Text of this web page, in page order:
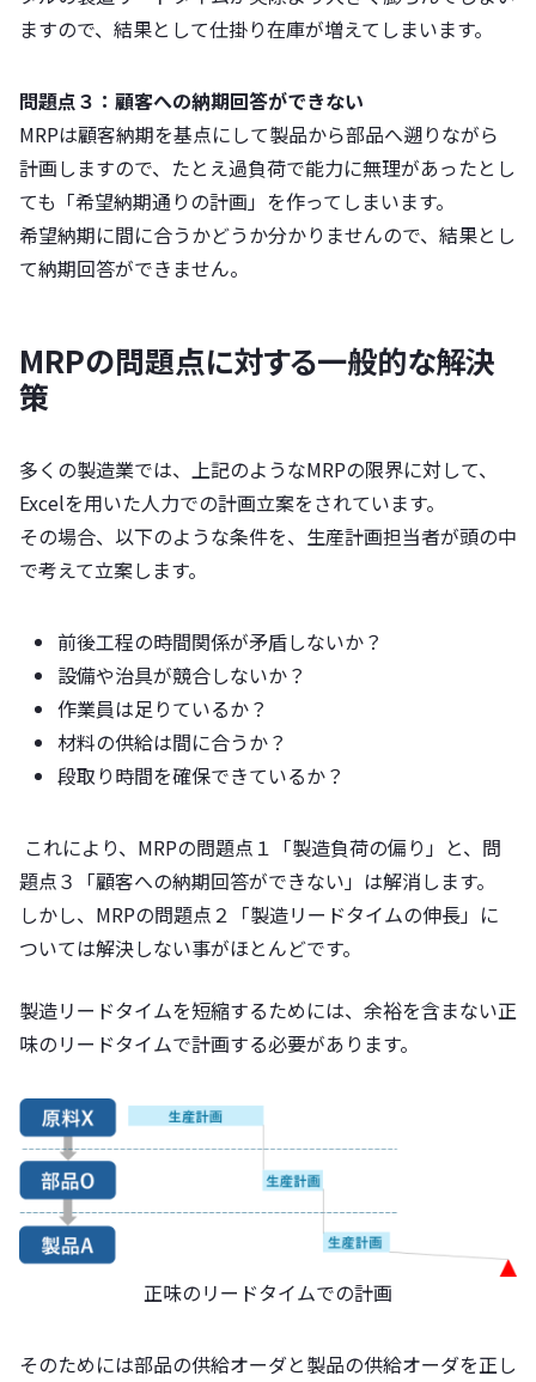
ますので、結果として仕掛り在庫が増えてしまいます。
問題点３：顧客への納期回答ができない
MRPは顧客納期を基点にして製品から部品へ遡りながら
計画しますので、たとえ過負荷で能力に無理があったとし
ても「希望納期通りの計画」を作ってしまいます。
希望納期に間に合うかどうか分かりませんので、結果とし
て納期回答ができません。
MRPの問題点に対する一般的な解決
策
多くの製造業では、上記のようなMRPの限界に対して、
Excelを用いた人力での計画立案をされています。
その場合、以下のような条件を、生産計画担当者が頭の中
で考えて立案します。
前後工程の時間関係が矛盾しないか？
設備や治具が競合しないか？
作業員は足りているか？
材料の供給は間に合うか？
段取り時間を確保できているか？
これにより、MRPの問題点１「製造負荷の偏り」と、問
題点３「顧客への納期回答ができない」は解消します。
しかし、MRPの問題点２「製造リードタイムの伸長」に
ついては解決しない事がほとんどです。
製造リードタイムを短縮するためには、余裕を含まない正
味のリードタイムで計画する必要があります。
正味のリードタイムでの計画
そのためには部品の供給オーダと製品の供給オーダを正し